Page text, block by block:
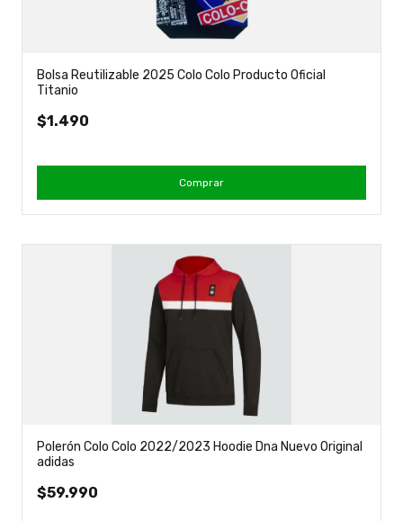
Bolsa Reutilizable 2025 Colo Colo Producto Oficial
Titanio
$1.490
Comprar
Polerón Colo Colo 2022/2023 Hoodie Dna Nuevo Original
adidas
$59.990